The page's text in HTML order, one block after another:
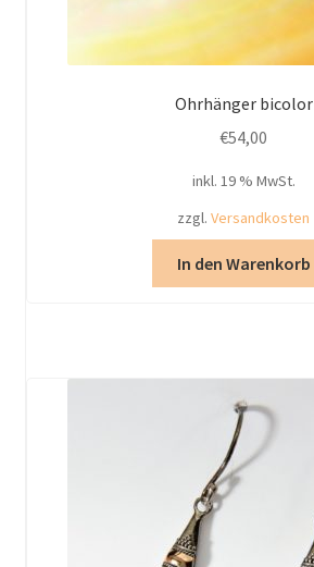
Ohrhänger bicolor
€54,00
inkl. 19 % MwSt.
zzgl. Versandkosten
In den Warenkorb